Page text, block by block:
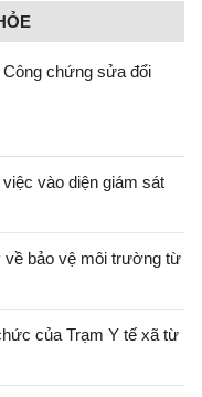
chứng sửa đổi
vào diện giám sát
bảo vệ môi trường từ
của Trạm Y tế xã từ